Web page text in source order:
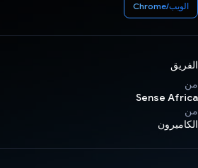
الويب/Chrome
الفريق
من
Sense Africa
من
الكاميرون